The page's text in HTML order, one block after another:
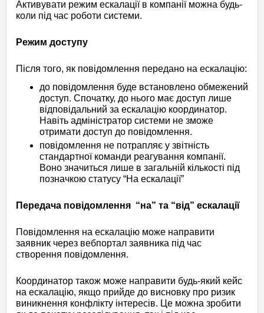
Активувати режим ескалації в компанії можна будь-
коли під час роботи системи.
Режим доступу
Після того, як повідомлення передано на ескалацію:
до повідомлення буде встановлено обмежений
доступ. Спочатку, до нього має доступ лише
відповідальний за ескалацію координатор.
Навіть адміністратор системи не зможе
отримати доступ до повідомлення.
повідомлення не потрапляє у звітність
стандартної команди реагування компанії.
Воно значиться лише в загальній кількості під
позначкою статусу “На ескалації”
Передача повідомлення “на” та “від” ескалації
Повідомлення на ескалацію може направити
заявник через вебпортал заявника під час
створення повідомлення.
Координатор також може направити будь-який кейс
на ескалацію, якщо прийде до висновку про ризик
виникнення конфлікту інтересів. Це можна зробити